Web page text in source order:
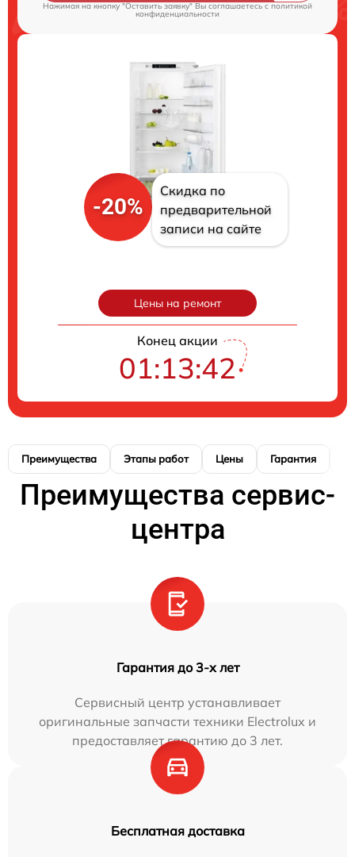
Нажимая на кнопку "Оставить заявку" Вы соглашаетесь cполитикой
конфиденциальности
-20%
Скидка по
предварительной
записи на сайте
Цены на ремонт
Конец акции
01:13:41
Преимущества Этапы работ Цены Гарантия
Преимущества сервис-
центра
Гарантия до 3-х лет
Сервисный центр устанавливает
оригинальные запчасти техники Electrolux и
предоставляет гарантию до 3 лет.
Бесплатная доставка